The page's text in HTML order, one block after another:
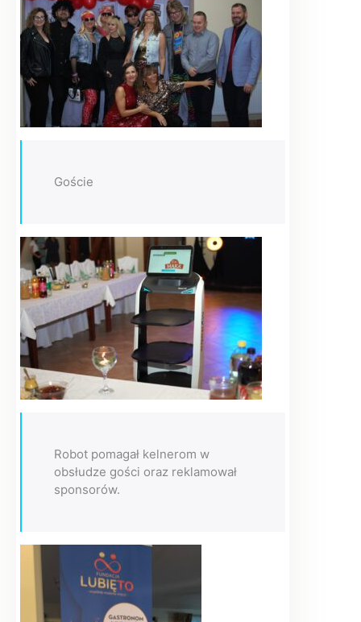
Goście
Robot pomagał kelnerom w
obsłudze gości oraz reklamował
sponsorów.